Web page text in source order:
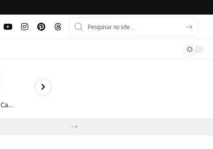
Monique Camacho é homenageada no Prêmio Gênios da Atualidade 2026